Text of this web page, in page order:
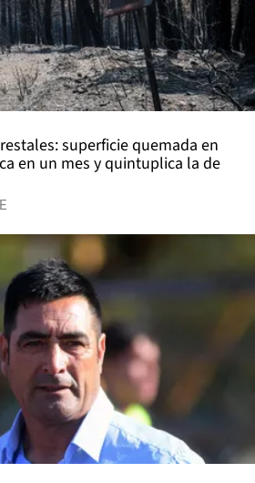
superficie quemada en
en un mes y quintuplica la de